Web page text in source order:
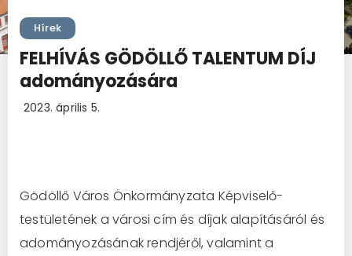
Hírek
FELHÍVÁS GÖDÖLLŐ TALENTUM DÍJ
adományozására
2023. április 5.
Gödöllő Város Önkormányzata Képviselő-
testületének a városi cím és díjak alapításáról és
adományozásának rendjéről, valamint a